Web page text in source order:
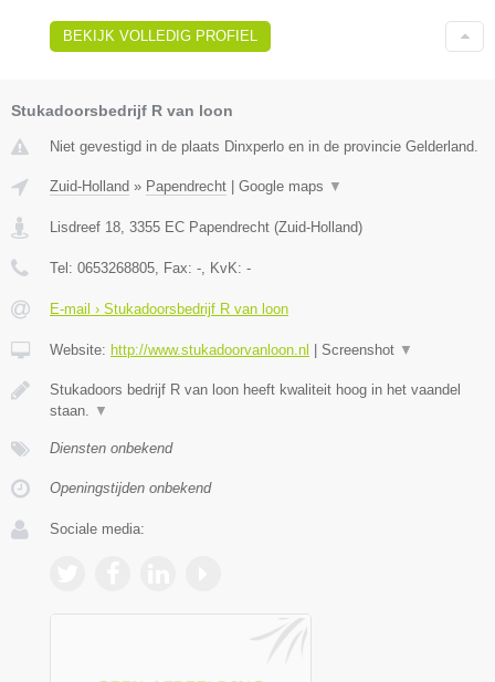
BEKIJK VOLLEDIG PROFIEL
Stukadoorsbedrijf R van loon
Niet gevestigd in de plaats Dinxperlo en in de provincie Gelderland.
Zuid-Holland » Papendrecht Google maps ▼
Lisdreef 18, 3355 EC Papendrecht (Zuid-Holland)
Tel: 0653268805, Fax: -, KvK: -
E-mail › Stukadoorsbedrijf R van loon
Website: http://www.stukadoorvanloon.nl Screenshot ▼
Stukadoors bedrijf R van loon heeft kwaliteit hoog in het vaandel
staan. ▼
Diensten onbekend
Openingstijden onbekend
Sociale media: